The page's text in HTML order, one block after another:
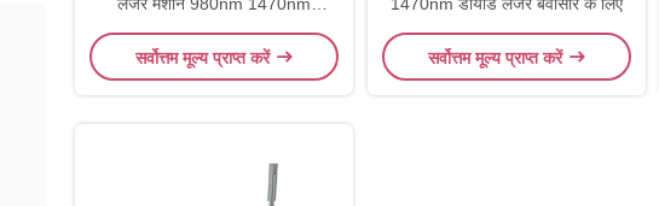
ऑप्टिकल लेजर
सर्वोत्तम मूल्य प्राप्त करें
सर्वोत्तम मूल्य प्राप्त करें